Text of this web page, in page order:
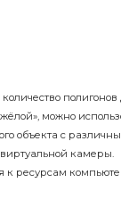
можно
объекта с
камеры.
к ресурсам